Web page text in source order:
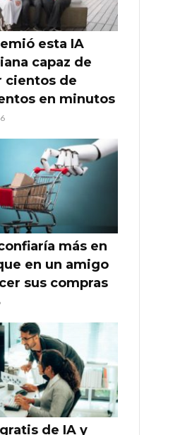
esta IA
capaz de
cientos de
en minutos
más en
en un amigo
sus compras
de IA y